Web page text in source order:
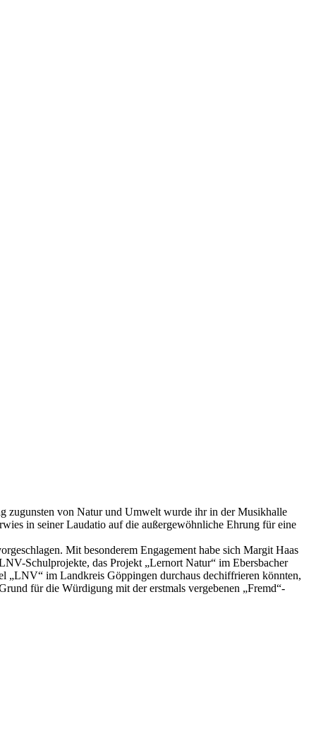
zugunsten von Natur und Umwelt wurde ihr in der Musikhalle
in seiner Laudatio auf die außergewöhnliche Ehrung für eine
Mit besonderem Engagement habe sich Margit Haas
Schulprojekte, das Projekt „Lernort Natur“ im Ebersbacher
„LNV“ im Landkreis Göppingen durchaus dechiffrieren könnten,
für die Würdigung mit der erstmals vergebenen „Fremd“-